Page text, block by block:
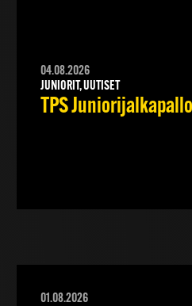
04.08.2026
JUNIORIT, UUTISET
TPS
01.08.2026